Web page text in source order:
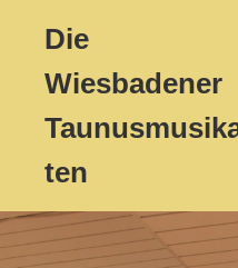
Die
Wiesbadener
ten